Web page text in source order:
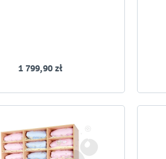
1 799,90 zł